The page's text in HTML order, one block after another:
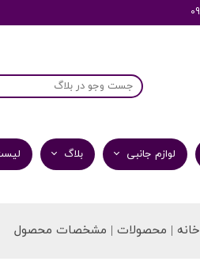
لوازم جانبی بلاگ
خانه | محصولات | مشخصات محصول